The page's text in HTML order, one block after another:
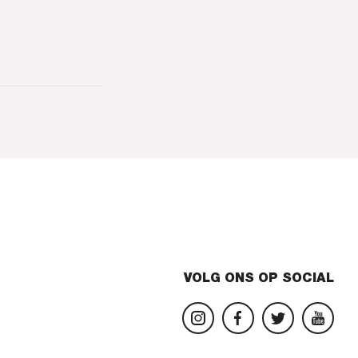
VOLG ONS OP SOCIAL